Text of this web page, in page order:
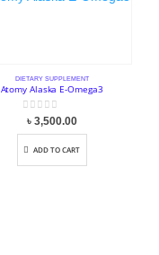
DIETARY SUPPLEMENT
Atomy Alaska E-Omega3
0out of 5
৳ 3,500.00
ADD TO CART